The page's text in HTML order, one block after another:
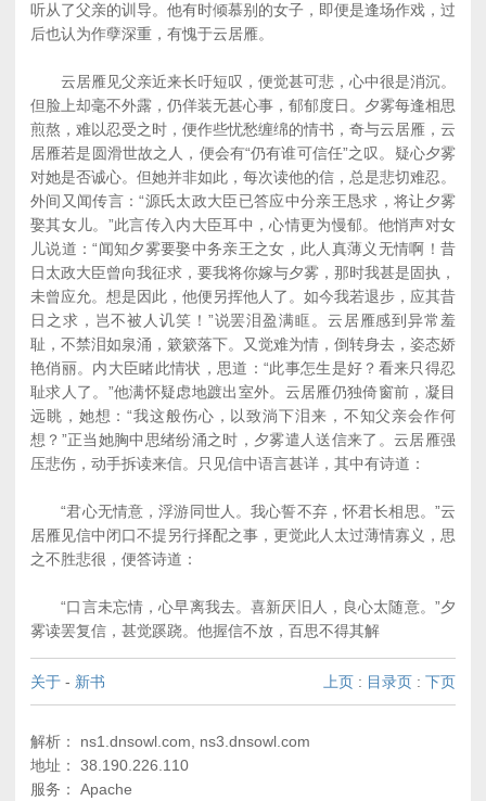
听从了父亲的训导。他有时倾慕别的女子，即便是逢场作戏，过
后也认为作孽深重，有愧于云居雁。
云居雁见父亲近来长吁短叹，便觉甚可悲，心中很是消沉。
但脸上却毫不外露，仍佯装无甚心事，郁郁度日。夕雾每逢相思
煎熬，难以忍受之时，便作些忧愁缠绵的情书，奇与云居雁，云
居雁若是圆滑世故之人，便会有“仍有谁可信任”之叹。疑心夕雾
对她是否诚心。但她并非如此，每次读他的信，总是悲切难忍。
外间又闻传言：“源氏太政大臣已答应中分亲王恳求，将让夕雾
娶其女儿。”此言传入内大臣耳中，心情更为慢郁。他悄声对女
儿说道：“闻知夕雾要娶中务亲王之女，此人真薄义无情啊！昔
日太政大臣曾向我征求，要我将你嫁与夕雾，那时我甚是固执，
未曾应允。想是因此，他便另挥他人了。如今我若退步，应其昔
日之求，岂不被人讥笑！”说罢泪盈满眶。云居雁感到异常羞
耻，不禁泪如泉涌，簌簌落下。又觉难为情，倒转身去，姿态娇
艳俏丽。内大臣睹此情状，思道：“此事怎生是好？看来只得忍
耻求人了。”他满怀疑虑地踱出室外。云居雁仍独倚窗前，凝目
远眺，她想：“我这般伤心，以致淌下泪来，不知父亲会作何
想？”正当她胸中思绪纷涌之时，夕雾遣人送信来了。云居雁强
压悲伤，动手拆读来信。只见信中语言甚详，其中有诗道：
“君心无情意，浮游同世人。我心誓不弃，怀君长相思。”云
居雁见信中闭口不提另行择配之事，更觉此人太过薄情寡义，思
之不胜悲很，便答诗道：
“口言未忘情，心早离我去。喜新厌旧人，良心太随意。”夕
雾读罢复信，甚觉蹊跷。他握信不放，百思不得其解
关于 - 新书 上页 : 目录页 : 下页
解析： ns1.dnsowl.com, ns3.dnsowl.com
地址： 38.190.226.110
服务： Apache